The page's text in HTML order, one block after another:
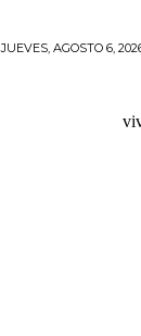
JUEVES, AGOSTO 6,